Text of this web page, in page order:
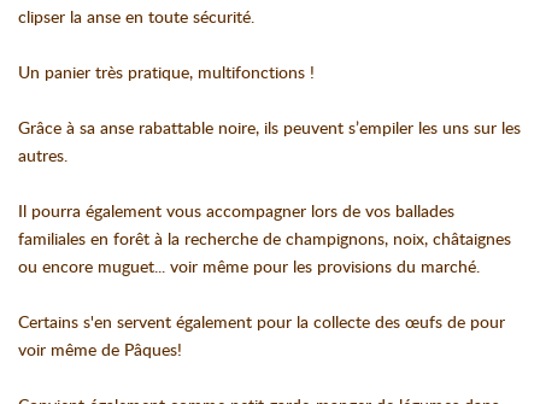
clipser la anse en toute sécurité.
Un panier très pratique, multifonctions !
Grâce à sa anse rabattable noire, ils peuvent s’empiler les uns sur les
autres.
Il pourra également vous accompagner lors de vos ballades
familiales en forêt à la recherche de champignons, noix, châtaignes
ou encore muguet... voir même pour les provisions du marché.
Certains s'en servent également pour la collecte des œufs de pour
voir même de Pâques!